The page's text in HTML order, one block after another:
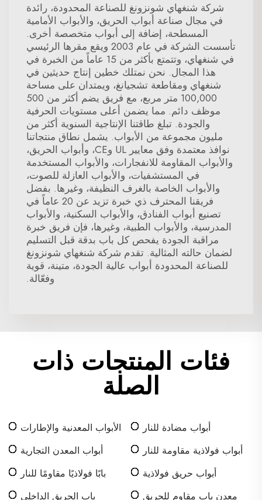
شركة شنغهاي شونزونغ للصناعة المحدودة، رائدة
في مجال صناعة أبواب الحريق، والأبواب الأمامية
المسطحة، إضافة إلى أبواب متخصصة أخرى.
تأسست الشركة في عام 2003 ويقع مقرها الرئيسي
في شنغهاي، وتتمتع بأكثر من 15 عاماً من الخبرة في
هذا المجال. نحن نمتلك خطين إنتاج حديثين في
شنغهاي ومقاطعة تشجيانغ، ويمتدان على مساحة
100,000 متر مربع، مع فريق يضم أكثر من 500
موظف دائم. مما يضمن أعلى مستويات الحرفية
والجودة. تبلغ طاقتنا الإنتاجية السنوية أكثر من
مليون مجموعة من الأبواب. يشمل نطاق منتجاتنا
نوافذ معتمدة وفق معايير UL وCE، وأبواب الحريق،
والأبواب المقاومة للانفجارات، والأبواب المستخدمة
في المستشفيات، والأبواب العازلة للصوت،
والأبواب الخاصة بالغرف النظيفة، وغيرها. بفضل
فريقنا المحترف ذي خبرة تزيد عن 20 عاماً في
تصنيع أبواب الفنادق، والأبواب السكنية، والأبواب
المدرسية، والأبواب الطبية، وغيرها، فإن فريق خبرة
مراقبة الجودة يفحص كل باب بدقة قبل التسليم
لضمان حالته المثالية. تقدم شركة شنغهاي شونزونغ
للصناعة المحدودة أبواب عالية الجودة، متينة، قوية
وفعّالة.
فئات المنتجات ذات
الصلة
أبواب مضادة للنار
الأبواب المعدنية والإطارات
أبواب فولاذية مقاومة للنار
أبواب المعدن التجارية
أبواب حريق فولاذية
بابًا فولاذيًا مقاومًا للنار
معدن باب مقاوم للحريق
باب الحريق الداخلي